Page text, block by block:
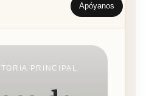
Apóyanos
PRINCIPAL